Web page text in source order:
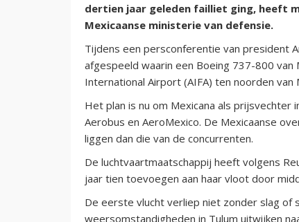
dertien jaar geleden failliet ging, heeft
Mexicaanse ministerie van defensie.
Tijdens een persconferentie van president
afgespeeld waarin een Boeing 737-800
International Airport (AIFA) ten noorden
Het plan is nu om Mexicana als
Aerobus en AeroMexico. De Mexicaanse
liggen dan die van de concurrenten.
De luchtvaartmaatschappij heeft volgens
jaar tien toevoegen aan haar vloot door
De eerste vlucht verliep niet zonder slag of
weersomstandigheden in Tulum uitwijken